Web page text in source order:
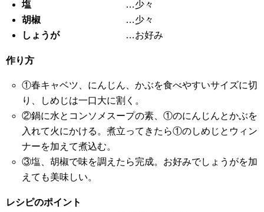
塩
…少々
胡椒 …少々
しょうが…お好み
作り方
①春キャベツ、にんじん、かぶを食べやすいサイズに切
り、しめじは一口大に割く。
②鍋に水とコンソメスープの素、①のにんじんとかぶを
入れて火にかける。煮立ってきたら①のしめじとウィン
ナーを加えて煮込む。
③塩、胡椒で味を調えたら完成。お好みでしょうがを加
えても美味しい。
レシピのポイント